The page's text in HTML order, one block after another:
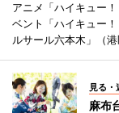
アニメ「ハイキュー
ベント「ハイキュー
ルサール六本木」（
見る・
麻布